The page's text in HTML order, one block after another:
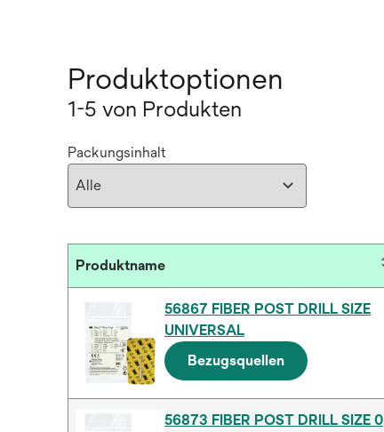
Produktoptionen
1-5 von Produkten
Packungsinhalt
Produktname
56867 FIBER POST DRILL SIZE
UNIVERSAL
Bezugsquellen
56873 FIBER POST DRILL SIZE 0